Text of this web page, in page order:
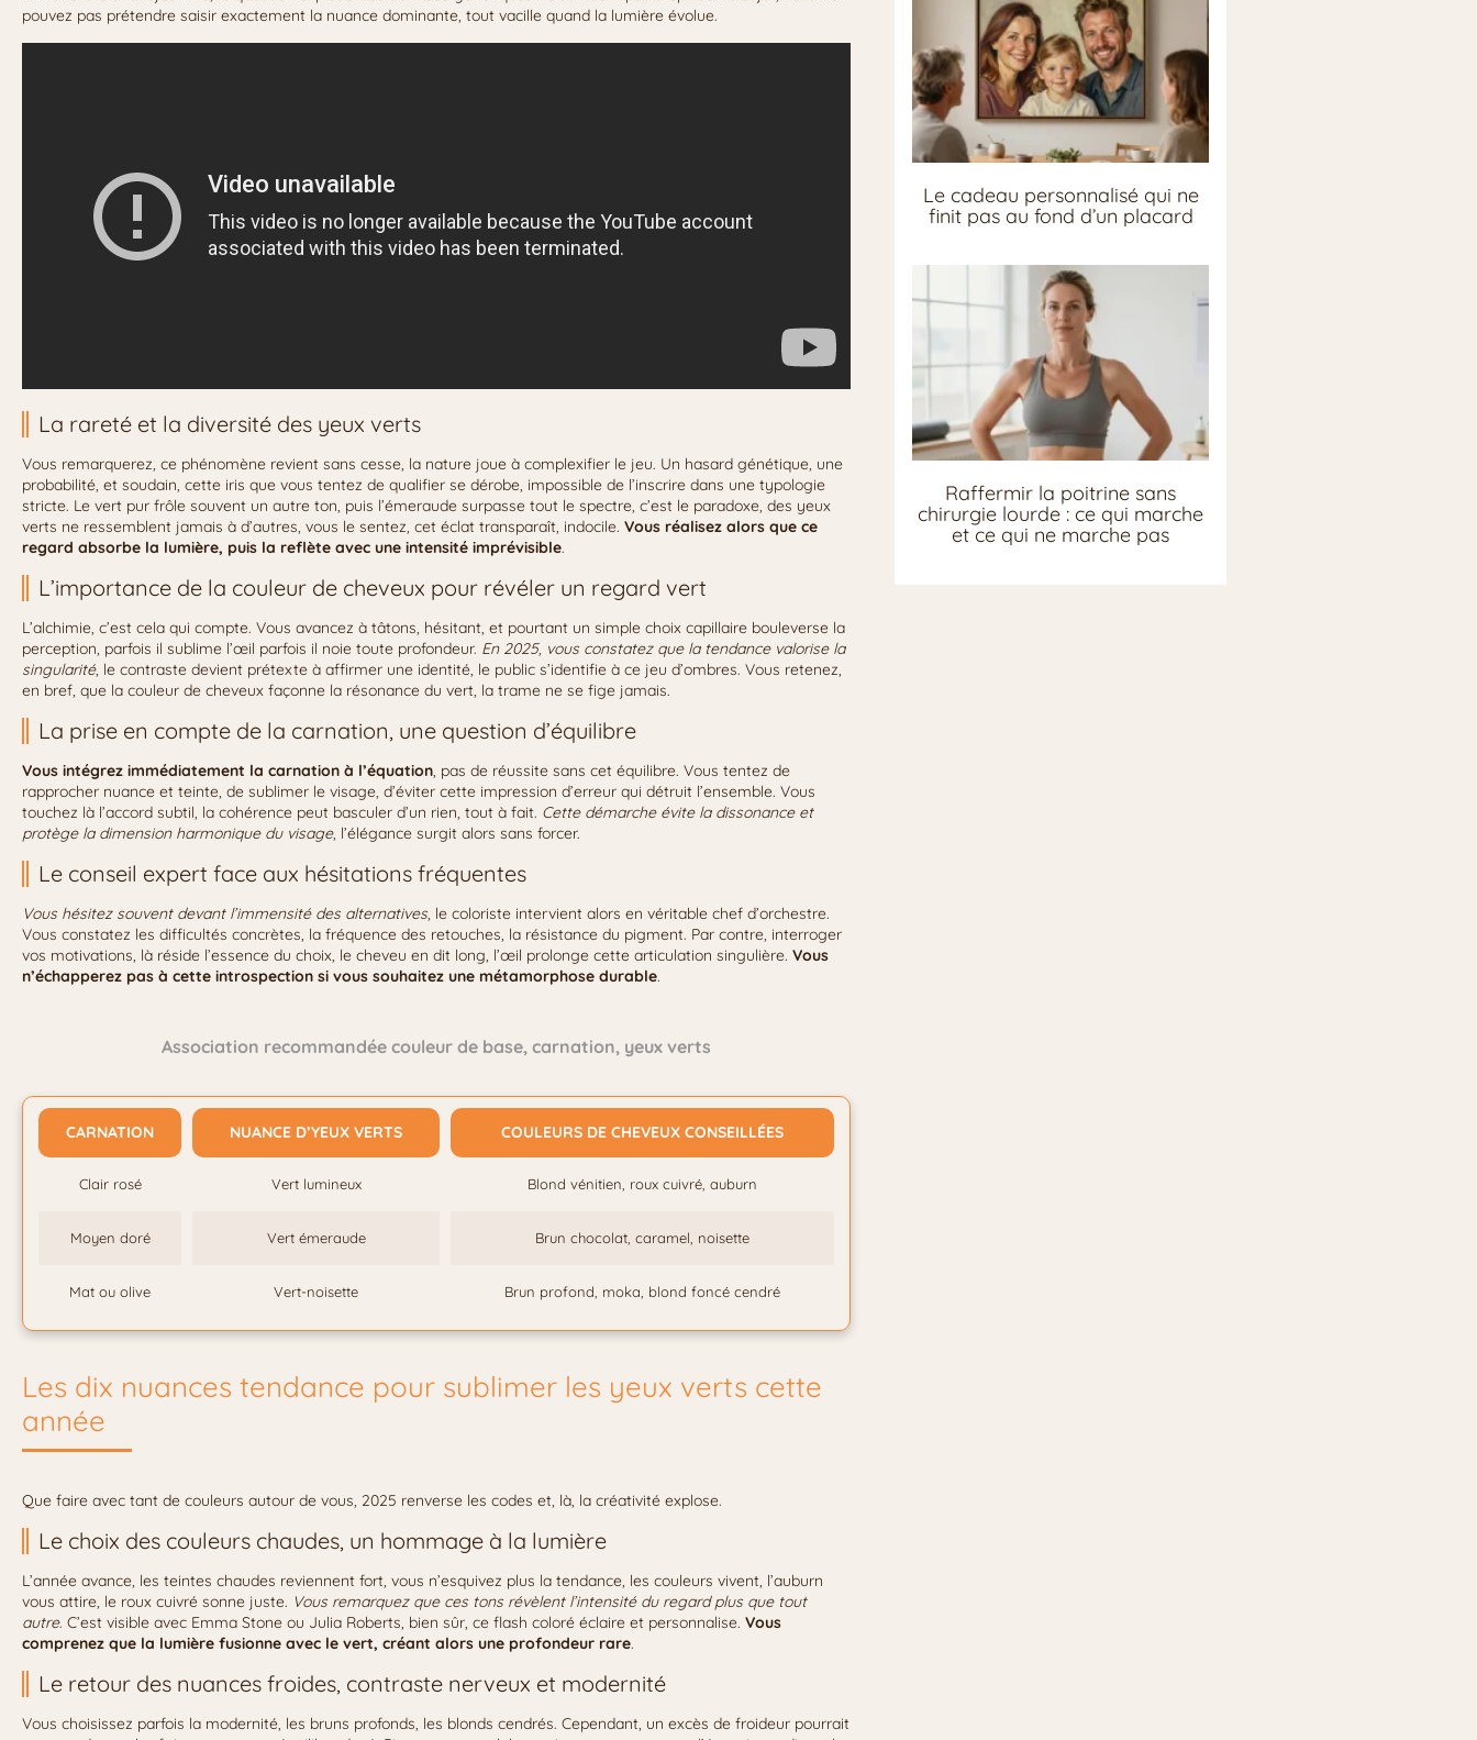
pouvez pas prétendre saisir exactement la nuance dominante, tout vacille quand la lumière évolue.
La rareté et la diversité des yeux verts
Vous remarquerez, ce phénomène revient sans cesse, la nature joue à complexifier le jeu. Un hasard génétique, une
probabilité, et soudain, cette iris que vous tentez de qualifier se dérobe, impossible de l’inscrire dans une typologie
stricte. Le vert pur frôle souvent un autre ton, puis l’émeraude surpasse tout le spectre, c’est le paradoxe, des yeux
verts ne ressemblent jamais à d’autres, vous le sentez, cet éclat transparaît, indocile. Vous réalisez alors que ce
regard absorbe la lumière, puis la reflète avec une intensité imprévisible.
L’importance de la couleur de cheveux pour révéler un regard vert
L’alchimie, c’est cela qui compte. Vous avancez à tâtons, hésitant, et pourtant un simple choix capillaire bouleverse la
perception, parfois il sublime l’œil parfois il noie toute profondeur. En 2025, vous constatez que la tendance valorise la
singularité, le contraste devient prétexte à affirmer une identité, le public s’identifie à ce jeu d’ombres. Vous retenez,
en bref, que la couleur de cheveux façonne la résonance du vert, la trame ne se fige jamais.
La prise en compte de la carnation, une question d’équilibre
Vous intégrez immédiatement la carnation à l’équation, pas de réussite sans cet équilibre. Vous tentez de
rapprocher nuance et teinte, de sublimer le visage, d’éviter cette impression d’erreur qui détruit l’ensemble. Vous
touchez là l’accord subtil, la cohérence peut basculer d’un rien, tout à fait. Cette démarche évite la dissonance et
protège la dimension harmonique du visage, l’élégance surgit alors sans forcer.
Le conseil expert face aux hésitations fréquentes
Vous hésitez souvent devant l’immensité des alternatives, le coloriste intervient alors en véritable chef d’orchestre.
Vous constatez les difficultés concrètes, la fréquence des retouches, la résistance du pigment. Par contre, interroger
vos motivations, là réside l’essence du choix, le cheveu en dit long, l’œil prolonge cette articulation singulière. Vous
n’échapperez pas à cette introspection si vous souhaitez une métamorphose durable.
Association recommandée couleur de base, carnation, yeux verts
CARNATION NUANCE D’YEUX VERTS COULEURS DE CHEVEUX CONSEILLÉES
Clair rosé Vert lumineux Blond vénitien, roux cuivré, auburn
Moyen doré Vert émeraude Brun chocolat, caramel, noisette
Mat ou olive Vert-noisette Brun profond, moka, blond foncé cendré
Les dix nuances tendance pour sublimer les yeux verts cette
année
Que faire avec tant de couleurs autour de vous, 2025 renverse les codes et, là, la créativité explose.
Le choix des couleurs chaudes, un hommage à la lumière
L’année avance, les teintes chaudes reviennent fort, vous n’esquivez plus la tendance, les couleurs vivent, l’auburn
vous attire, le roux cuivré sonne juste. Vous remarquez que ces tons révèlent l’intensité du regard plus que tout
autre. C’est visible avec Emma Stone ou Julia Roberts, bien sûr, ce flash coloré éclaire et personnalise. Vous
comprenez que la lumière fusionne avec le vert, créant alors une profondeur rare.
Le retour des nuances froides, contraste nerveux et modernité
Vous choisissez parfois la modernité, les bruns profonds, les blonds cendrés. Cependant, un excès de froideur pourrait
Le cadeau personnalisé qui ne
finit pas au fond d’un placard
Raffermir la poitrine sans
chirurgie lourde : ce qui marche
et ce qui ne marche pas